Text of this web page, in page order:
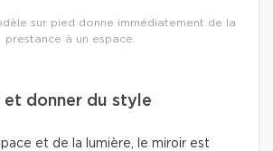
sur pied donne immédiatement de la
prestance à un espace.
donner du style
et de la lumière, le miroir est